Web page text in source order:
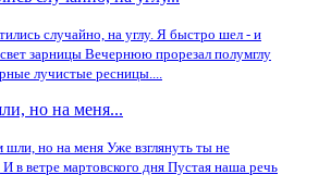
случайно, на углу. Я быстро шел - и
свет зарницы Вечернюю прорезал полумглу
лучистые ресницы....
но на меня...
но на меня Уже взглянуть ты не
в ветре мартовского дня Пустая наша речь